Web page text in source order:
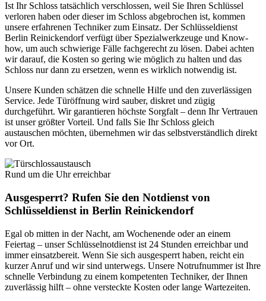
Ist Ihr Schloss tatsächlich verschlossen, weil Sie Ihren Schlüssel
verloren haben oder dieser im Schloss abgebrochen ist, kommen
unsere erfahrenen Techniker zum Einsatz. Der Schlüsseldienst
Berlin Reinickendorf verfügt über Spezialwerkzeuge und Know-
how, um auch schwierige Fälle fachgerecht zu lösen. Dabei achten
wir darauf, die Kosten so gering wie möglich zu halten und das
Schloss nur dann zu ersetzen, wenn es wirklich notwendig ist.
Unsere Kunden schätzen die schnelle Hilfe und den zuverlässigen
Service. Jede Türöffnung wird sauber, diskret und zügig
durchgeführt. Wir garantieren höchste Sorgfalt – denn Ihr Vertrauen
ist unser größter Vorteil. Und falls Sie Ihr Schloss gleich
austauschen möchten, übernehmen wir das selbstverständlich direkt
vor Ort.
Rund um die Uhr erreichbar
Ausgesperrt? Rufen Sie den Notdienst von
Schlüsseldienst in Berlin Reinickendorf
Egal ob mitten in der Nacht, am Wochenende oder an einem
Feiertag – unser Schlüsselnotdienst ist 24 Stunden erreichbar und
immer einsatzbereit. Wenn Sie sich ausgesperrt haben, reicht ein
kurzer Anruf und wir sind unterwegs. Unsere Notrufnummer ist Ihre
schnelle Verbindung zu einem kompetenten Techniker, der Ihnen
zuverlässig hilft – ohne versteckte Kosten oder lange Wartezeiten.